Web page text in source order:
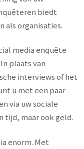
biedt
als organisaties.
media enquête
plaats van
interviews of het
u met een paar
via uw sociale
tijd, maar ook geld.
enorm. Met